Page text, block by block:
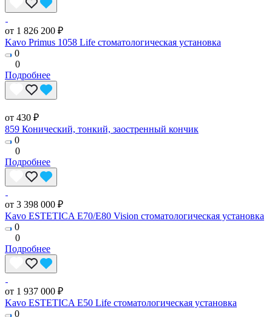
от 1 826 200 ₽
Kavo Primus 1058 Life стоматологическая установка
0
0
Подробнее
от 430 ₽
859 Конический, тонкий, заостренный кончик
0
0
Подробнее
от 3 398 000 ₽
Kavo ESTETICA E70/E80 Vision стоматологическая установка
0
0
Подробнее
от 1 937 000 ₽
Kavo ESTETICA E50 Life стоматологическая установка
0